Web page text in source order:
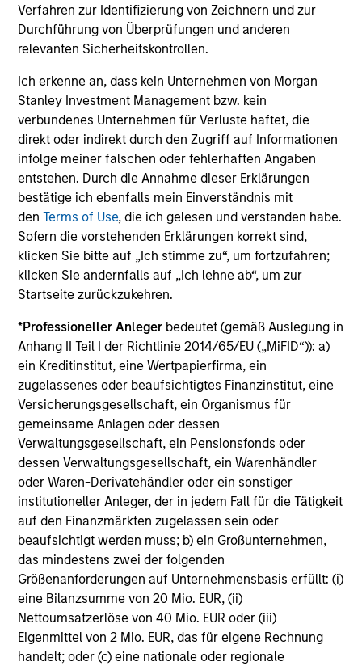
Verfahren zur Identifizierung von Zeichnern und zur
Durchführung von Überprüfungen und anderen
relevanten Sicherheitskontrollen.
Ich erkenne an, dass kein Unternehmen von Morgan
Stanley Investment Management bzw. kein
verbundenes Unternehmen für Verluste haftet, die
direkt oder indirekt durch den Zugriff auf Informationen
infolge meiner falschen oder fehlerhaften Angaben
entstehen. Durch die Annahme dieser Erklärungen
bestätige ich ebenfalls mein Einverständnis mit
denTerms of Use, die ich gelesen und verstanden habe.
Sofern die vorstehenden Erklärungen korrekt sind,
klicken Sie bitte auf „Ich stimme zu“, um fortzufahren;
klicken Sie andernfalls auf „Ich lehne ab“, um zur
Startseite zurückzukehren.
*Professioneller Anleger bedeutet (gemäß Auslegung in
Anhang II Teil I der Richtlinie 2014/65/EU („MiFID“)): a)
ein Kreditinstitut, eine Wertpapierfirma, ein
zugelassenes oder beaufsichtigtes Finanzinstitut, eine
Versicherungsgesellschaft, ein Organismus für
gemeinsame Anlagen oder dessen
Verwaltungsgesellschaft, ein Pensionsfonds oder
dessen Verwaltungsgesellschaft, ein Warenhändler
oder Waren-Derivatehändler oder ein sonstiger
institutioneller Anleger, der in jedem Fall für die Tätigkeit
auf den Finanzmärkten zugelassen sein oder
beaufsichtigt werden muss; b) ein Großunternehmen,
das mindestens zwei der folgenden
Größenanforderungen auf Unternehmensbasis erfüllt: (i)
eine Bilanzsumme von 20 Mio. EUR, (ii)
Nettoumsatzerlöse von 40 Mio. EUR oder (iii)
Eigenmittel von 2 Mio. EUR, das für eigene Rechnung
handelt; oder (c) eine nationale oder regionale
Investment Approach
The team believes that markets can be inefficient and by
performing rigorous analysis the team can position
portfolios appropriately to add value over time. Bond
prices reflect market forecasts for a variety of factors,
such as economic growth, inflation, monetary policy,
credit risk, and prepayment risk; yet markets tend to be
poor forecasters of future events, especially when the
implied market forecasts are out of line relative to historic
trends. The team seeks to identify these mispricings and
these opportunities.
The team believes that successful portfolio management
depends on four factors:
Global Perspective
Valuation
Diversified Holdings
Deep Fundamental Research